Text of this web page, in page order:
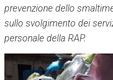
prevenzione dello
sullo svolgimento dei
personale della RAP.